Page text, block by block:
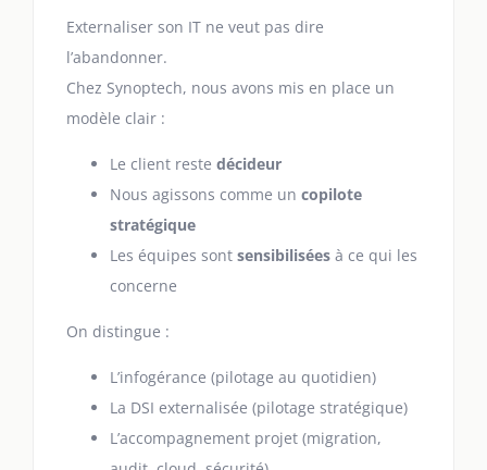
Externaliser son IT ne veut pas dire
l’abandonner.
Chez Synoptech, nous avons mis en place un
modèle clair :
Le client reste décideur
Nous agissons comme un copilote
stratégique
Les équipes sont sensibilisées à ce qui les
concerne
On distingue :
L’infogérance (pilotage au quotidien)
La DSI externalisée (pilotage stratégique)
L’accompagnement projet (migration,